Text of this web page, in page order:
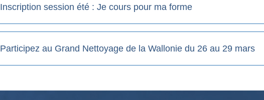
Inscription session été : Je cours pour ma forme
Participez au Grand Nettoyage de la Wallonie du 26 au 29 mars